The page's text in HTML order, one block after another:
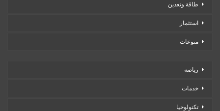
طاقة وتعدين
استثمار
منوعات
رياضة
خدمات
تكنولوجيا